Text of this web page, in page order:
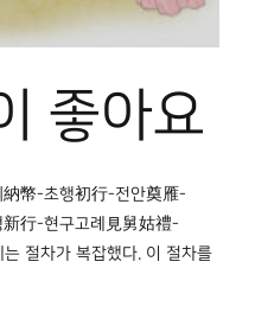
좋아요
幣-초행初行-전안奠雁-
行-현구고례見舅姑禮-
절차가 복잡했다. 이 절차를